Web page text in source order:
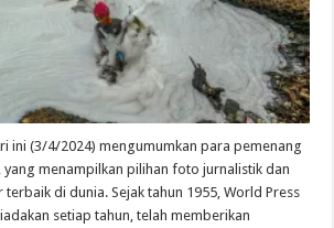
ini (3/4/2024) mengumumkan para pemenang
yang menampilkan pilihan foto jurnalistik dan
di dunia. Sejak tahun 1955, World Press
setiap tahun, telah memberikan